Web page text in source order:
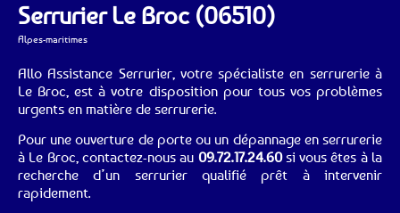
Serrurier Le Broc (06510)
Alpes-maritimes
Allo Assistance Serrurier, votre spécialiste en serrurerie à
Le Broc, est à votre disposition pour tous vos problèmes
urgents en matière de serrurerie.
Pour une ouverture de porte ou un dépannage en serrurerie
à Le Broc, contactez-nous au 09.72.17.24.60si vous êtes à la
recherche d’un serrurier qualifié prêt à intervenir
rapidement.